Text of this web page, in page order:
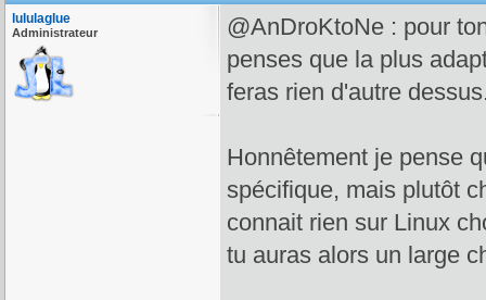
lululaglue
Administrateur
@AnDroKtoNe : pour
penses que la plus
feras rien d'autre
Honnêtement je pense
spécifique, mais plutôt
connait rien sur Linux
tu auras alors un large